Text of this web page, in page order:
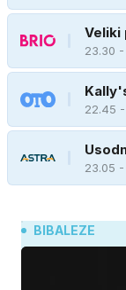
Veliki
23.30
22.45
23.05
BIBALEZE